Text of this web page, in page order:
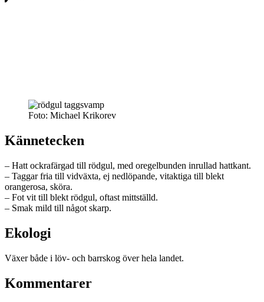
Foto: Michael Krikorev
Kännetecken
– Hatt ockrafärgad till rödgul, med oregelbunden inrullad hattkant.
– Taggar fria till vidväxta, ej nedlöpande, vitaktiga till blekt
orangerosa, sköra.
– Fot vit till blekt rödgul, oftast mittställd.
– Smak mild till något skarp.
Ekologi
Växer både i löv- och barrskog över hela landet.
Kommentarer